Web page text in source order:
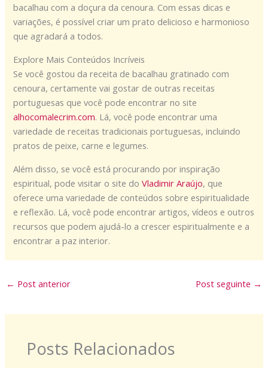
bacalhau com a doçura da cenoura. Com essas dicas e
variações, é possível criar um prato delicioso e harmonioso
que agradará a todos.
Explore Mais Conteúdos Incríveis
Se você gostou da receita de bacalhau gratinado com
cenoura, certamente vai gostar de outras receitas
portuguesas que você pode encontrar no site
alhocomalecrim.com. Lá, você pode encontrar uma
variedade de receitas tradicionais portuguesas, incluindo
pratos de peixe, carne e legumes.
Além disso, se você está procurando por inspiração
espiritual, pode visitar o site doVladimir Araújo, que
oferece uma variedade de conteúdos sobre espiritualidade
e reflexão. Lá, você pode encontrar artigos, vídeos e outros
recursos que podem ajudá-lo a crescer espiritualmente e a
encontrar a paz interior.
← Post anterior Post seguinte →
Posts Relacionados